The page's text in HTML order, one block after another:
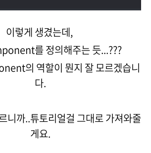
이렇게 생겼는데,
를 정의해주는 듯...???
의 역할이 뭔지 잘 모르겠습니
다.
니까..튜토리얼걸 그대로 가져와줄
게요.